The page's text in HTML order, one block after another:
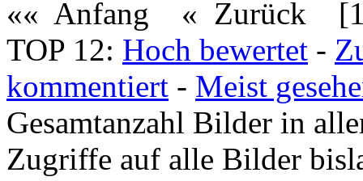
«« Anfang
« Zurück
TOP 12: Hoch bewertet -
kommentiert - Meist
Gesamtanzahl Bilder in
Zugriffe auf alle Bilder